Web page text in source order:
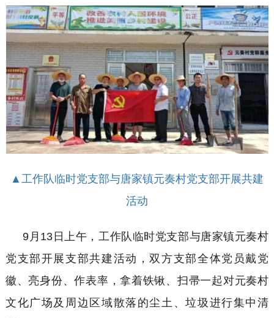
▲工作队临时党支部与唐家镇元奏村党支部开展共建
活动
9月13日上午，工作队临时党支部与唐家镇元奏村
党支部开展支部共建活动，双方支部全体党员戴党
徽 、 亮身份、作表率，拿着铁锹、扫帚一起对元奏村
文化广场及周 边 区域散落的尘土、垃圾进行集中清